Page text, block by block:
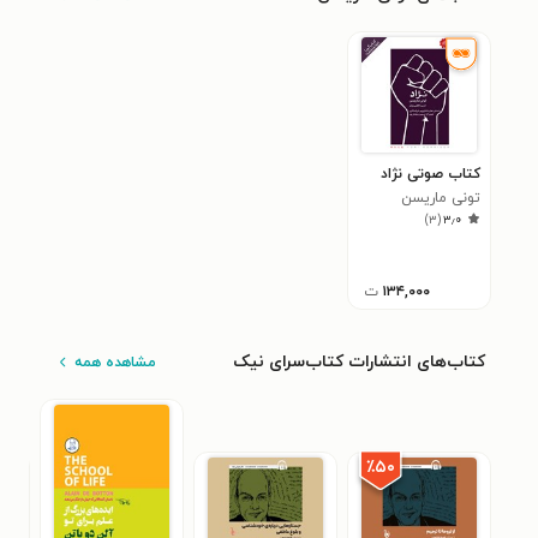
کتاب صوتی نژاد
تونی ماریسن
۳٫۰(۳)
۱۳۴,۰۰۰ ت
کتاب‌های انتشارات کتاب‌سرای نیک مشاهده همه
٪۵۰